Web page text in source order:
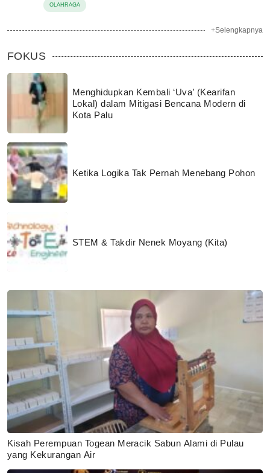
OLAHRAGA
+Selengkapnya
FOKUS
Menghidupkan Kembali ‘Uva’ (Kearifan
Lokal) dalam Mitigasi Bencana Modern di
Kota Palu
Ketika Logika Tak Pernah Menebang Pohon
STEM & Takdir Nenek Moyang (Kita)
Kisah Perempuan Togean Meracik Sabun Alami di Pulau
yang Kekurangan Air